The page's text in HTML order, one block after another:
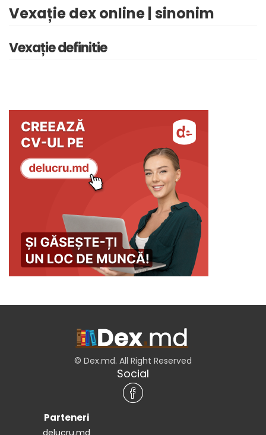
Vexație dex online | sinonim
Vexație definitie
© Dex.md. All Right Reserved
Social
Parteneri
delucru.md